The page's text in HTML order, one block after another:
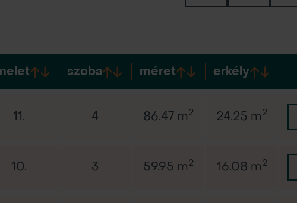
szoba méret erkély
11. 4 86.47 m2 24.25 m2
10. 3 59.95 m2 16.08 m2